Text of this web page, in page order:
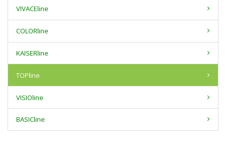
VIVACEline
COLORline
KAISERline
TOPline
VISIOline
BASICline